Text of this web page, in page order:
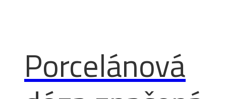
Porcelánová